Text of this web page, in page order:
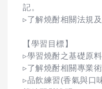
記。
▹了解燒酎相關法規
【學習目標】
▹學習燒酎之基礎原
▹了解燒酎相關專業
▹品飲練習(香氣與口